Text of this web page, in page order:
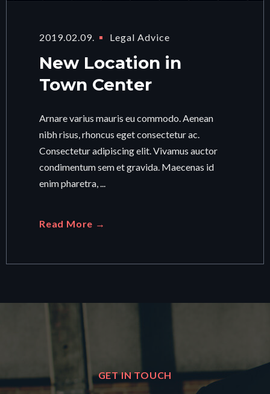
2019.02.09. Legal Advice
New Location in
Town Center
Arnare varius mauris eu commodo. Aenean
nibh risus, rhoncus eget consectetur ac.
Consectetur adipiscing elit. Vivamus auctor
condimentum sem et gravida. Maecenas id
enim pharetra, ...
Read More →
GET IN TOUCH